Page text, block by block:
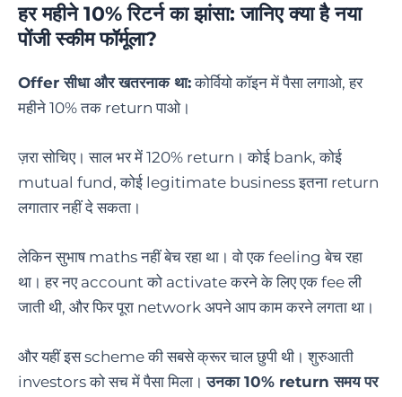
हर महीने 10% रिटर्न का झांसा: जानिए क्या है नया
पोंजी स्कीम फॉर्मूला?
Offer सीधा और खतरनाक था:कोर्वियो कॉइन में पैसा लगाओ, हर
महीने 10% तक return पाओ।
ज़रा सोचिए। साल भर में 120% return। कोई bank, कोई
mutual fund, कोई legitimate business इतना return
लगातार नहीं दे सकता।
लेकिन सुभाष maths नहीं बेच रहा था। वो एक feeling बेच रहा
था। हर नए account को activate करने के लिए एक fee ली
जाती थी, और फिर पूरा network अपने आप काम करने लगता था।
और यहीं इस scheme की सबसे क्रूर चाल छुपी थी। शुरुआती
investors को सच में पैसा मिला।उनका 10% return समय पर